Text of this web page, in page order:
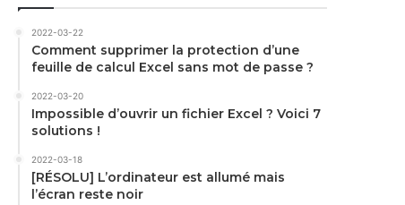
2022-03-22
Comment supprimer la protection d’une
feuille de calcul Excel sans mot de passe ?
2022-03-20
Impossible d’ouvrir un fichier Excel ? Voici 7
solutions !
2022-03-18
[RÉSOLU] L’ordinateur est allumé mais
l’écran reste noir